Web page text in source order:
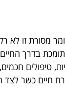
מסורת זו לא
בדרך
טיפולים
חיים כשר